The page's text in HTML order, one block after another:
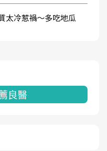
太冷惹禍〜多吃地瓜
良醫